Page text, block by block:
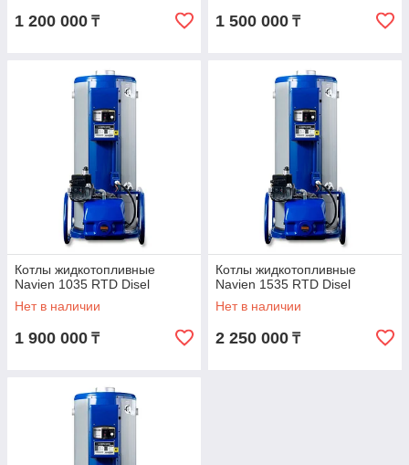
1 200 000 ₸ 1 500 000 ₸
Котлы жидкотопливные
Navien 1035 RTD Disel
Нет в наличии
1 900 000 ₸
Котлы жидкотопливные
Navien 1535 RTD Disel
Нет в наличии
2 250 000 ₸